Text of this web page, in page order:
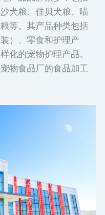
犬粮、佳贝犬粮、喵
等。其产品种类包括
）、零食和护理产
化的宠物护理产品。
物食品厂的食品加工